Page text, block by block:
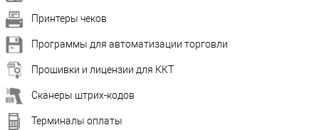
Принтеры чеков
Программы для автоматизации торговли
Прошивки и лицензии для ККТ
Сканеры штрих-кодов
Терминалы оплаты